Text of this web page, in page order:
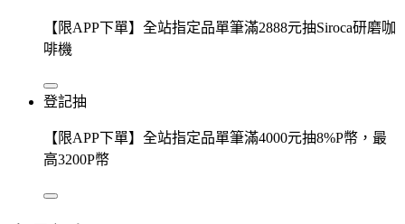
【限APP下單】全站指定品單筆滿2888元抽Siroca研磨咖
啡機
登記抽
【限APP下單】全站指定品單筆滿4000元抽8%P幣，最
高3200P幣